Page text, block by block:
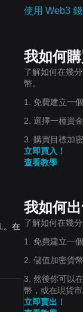
。在
使用 Web3
我如何
了解如何在幾
幣。
1. 免費建立一
2. 選擇一種資
3. 購買目標加
立即買入！
查看教學
我如何
了解如何在幾
1. 免費建立一
2. 儲值加密貨
3. 然後你可以
幣，或在現貨
立即賣出！